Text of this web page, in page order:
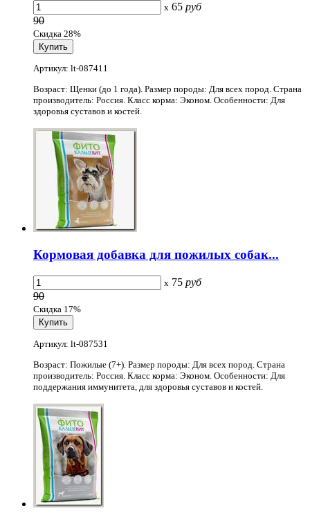
x 65 руб
90
Скидка 28%
Артикул: lt-087411
Возраст: Щенки (до 1 года). Размер породы: Для всех пород. Страна
производитель: Россия. Класс корма: Эконом. Особенности: Для
здоровья суставов и костей.
Кормовая добавка для пожилых собак...
x 75 руб
90
Скидка 17%
Артикул: lt-087531
Возраст: Пожилые (7+). Размер породы: Для всех пород. Страна
производитель: Россия. Класс корма: Эконом. Особенности: Для
поддержания иммунитета, для здоровья суставов и костей.